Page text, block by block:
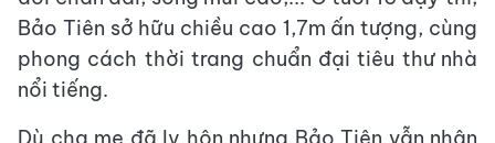
Bảo Tiên sở hữu chiều cao 1,7m ấn tượng, cùng
phong cách thời trang chuẩn đại tiêu thư nhà
nổi tiếng.